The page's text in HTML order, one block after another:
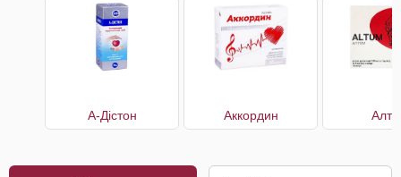
А-Дістон Аккордин